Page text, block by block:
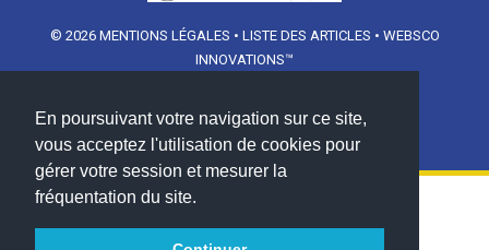
En poursuivant votre navigation sur ce site,
vous acceptez l'utilisation de cookies pour
gérer votre session et mesurer la
fréquentation du site.
© 2026 MENTIONS LÉGALES • LISTE DES ARTICLES • WEBSCO
INNOVATIONS™